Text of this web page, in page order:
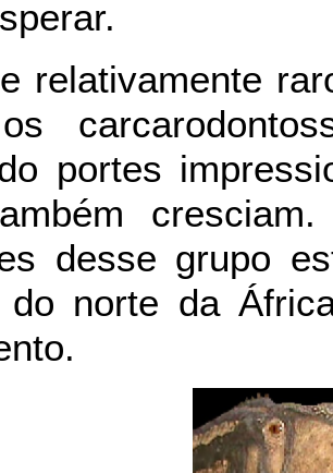
relativamente
portes
desse grupo
do norte da